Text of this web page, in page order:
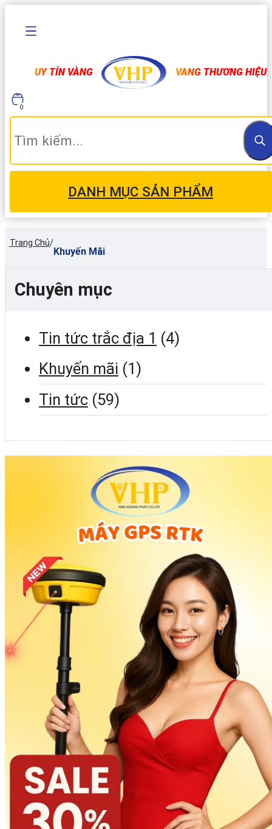
UY TÍN VÀNG VANG THƯƠNG HIỆU
0
DANH MỤC SẢN PHẨM
Trang Chủ/
Khuyến Mãi
Chuyên mục
Tin tức trắc địa 1 (4)
Khuyến mãi (1)
Tin tức (59)